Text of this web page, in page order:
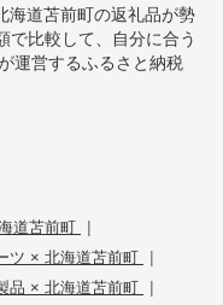
海道苫前町の返礼品が勢
で比較して、自分に合う
運営するふるさと納税
道苫前町 |
ツ × 北海道苫前町 |
品 × 北海道苫前町 |